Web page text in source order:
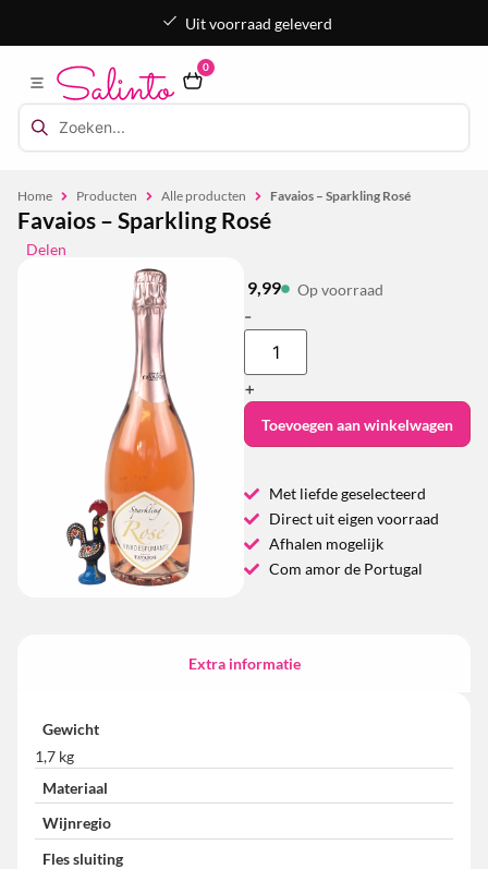
Uit voorraad geleverd
0
Home Producten Alle producten Favaios – Sparkling Rosé
Favaios – Sparkling Rosé
Delen
9,99 Op voorraad
-
+
Toevoegen aan winkelwagen
Met liefde geselecteerd
Direct uit eigen voorraad
Afhalen mogelijk
Com amor de Portugal
Extra informatie
Gewicht
1,7 kg
Materiaal
Wijnregio
Fles sluiting